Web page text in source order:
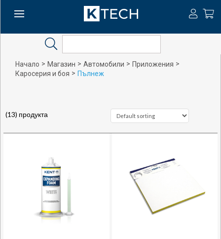
Начало > Магазин > Автомобили > Приложения >
Каросерия и боя > Пълнеж
(13) продукта